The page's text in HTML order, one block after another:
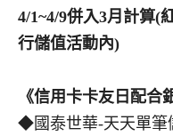
4/1~4/9併入3月計算(
行儲值活動內)
《信用卡卡友日配合
◆國泰世華-天天單筆